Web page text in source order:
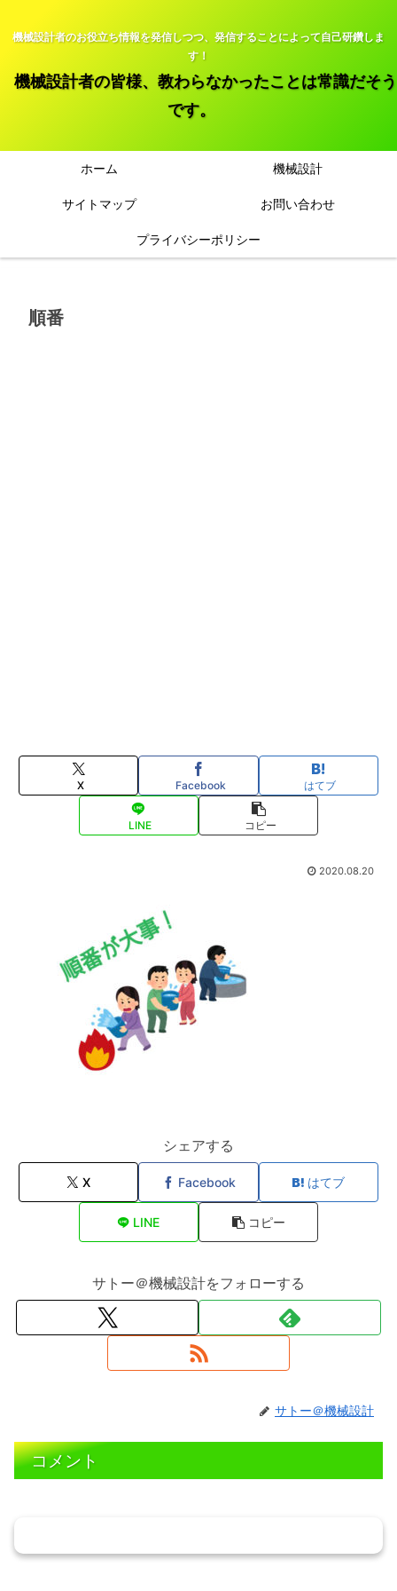
機械設計者のお役立ち情報を発信しつつ、発信することによって自己研鑽しま
す！
機械設計者の皆様、教わらなかったことは常識だそう
です。
ホーム 機械設計
サイトマップ お問い合わせ
プライバシーポリシー
順番
X Facebook はてブ
LINE コピー
2020.08.20
シェアする
X Facebook はてブ
LINE コピー
サトー＠機械設計をフォローする
サトー＠機械設計
コメント